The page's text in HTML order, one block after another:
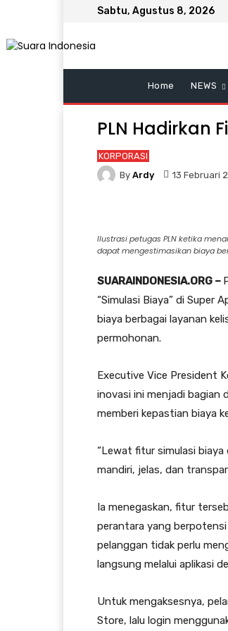
Sabtu, Agustus 8, 2026
Home NEWS
PLN Hadirkan
KORPORASI
By Ardy 13 Februari
Ilustrasi petugas PLN ketika
dapat mengestimasikan biaya
SUARAINDONESIA.ORG –
“Simulasi Biaya” di Super
biaya berbagai layanan
permohonan.
Executive Vice President
inovasi ini menjadi bagian
memberi kepastian biaya
“Lewat fitur simulasi biaya
mandiri, jelas, dan
Ia menegaskan, fitur
perantara yang
pelanggan tidak perlu
langsung melalui aplikasi
Untuk mengaksesnya,
Store, lalu login